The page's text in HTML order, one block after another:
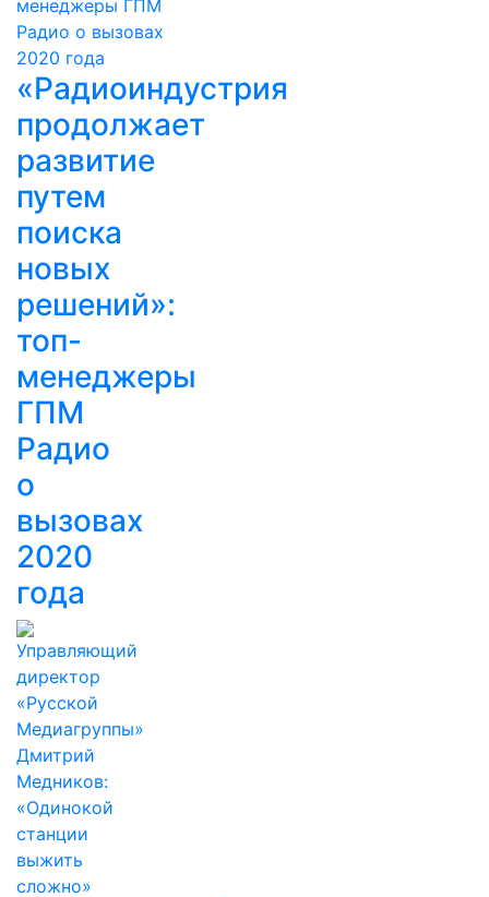
«Радиоиндустрия
продолжает
развитие
путем
поиска
новых
решений»:
топ-
менеджеры
ГПМ
Радио
о
вызовах
2020
года